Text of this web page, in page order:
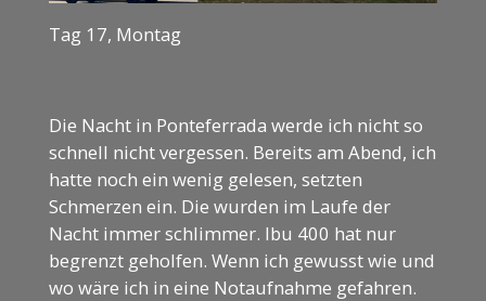
Tag 17, Montag
Die Nacht in Ponteferrada werde ich nicht so
schnell nicht vergessen. Bereits am Abend, ich
hatte noch ein wenig gelesen, setzten
Schmerzen ein. Die wurden im Laufe der
Nacht immer schlimmer. Ibu 400 hat nur
begrenzt geholfen. Wenn ich gewusst wie und
wo wäre ich in eine Notaufnahme gefahren.